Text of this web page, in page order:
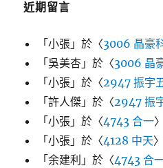
近期留言
「小張 」於〈3006 晶豪
「吳美杏 」於〈3006 晶
「小張 」於〈2947 振宇
「許人傑 」於〈2947 振
「小張 」於〈4743 合一
「小張 」於〈4128 中天
「余建利 」於〈4743 合